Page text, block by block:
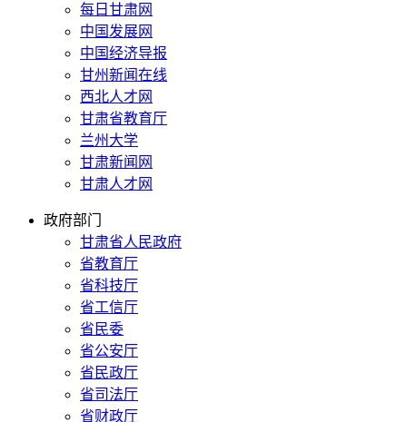
每日甘肃网
中国发展网
中国经济导报
甘州新闻在线
西北人才网
甘肃省教育厅
兰州大学
甘肃新闻网
甘肃人才网
政府部门
甘肃省人民政府
省教育厅
省科技厅
省工信厅
省民委
省公安厅
省民政厅
省司法厅
省财政厅